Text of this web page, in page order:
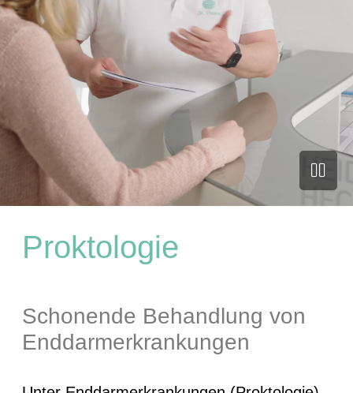
Proktologie
Schonende Behandlung von
Enddarmerkrankungen